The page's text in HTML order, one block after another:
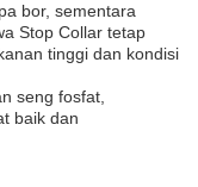
bor, sementara
Stop Collar tetap
tinggi dan kondisi
seng fosfat,
baik dan